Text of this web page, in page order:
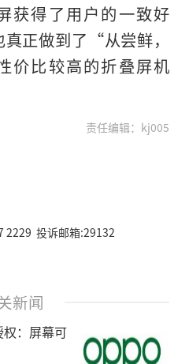
获得了用户的一致好
正做到了“从尝鲜，
价比较高的折叠屏机
责任编辑：kj005
2229 投诉邮箱:29132
新闻
：屏幕可